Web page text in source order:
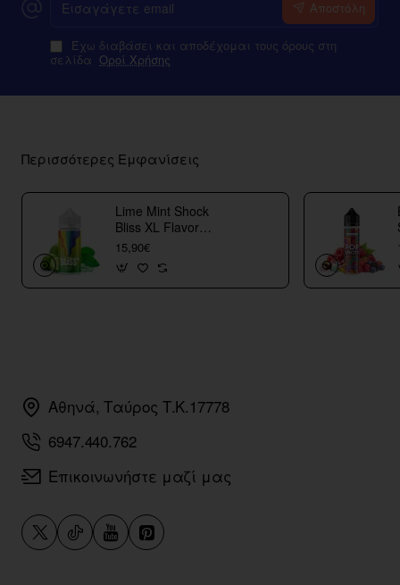
email
Αποστόλη
Έχω διαβάσει και αποδέχομαι τους όρους στη
σελίδα Οροί Χρήσης
Περισσότερες Εμφανίσεις
Lime Mint Shock
Bliss XL Flavor
Shots
15,90€
Αθηνά, Ταύρος Τ.Κ.17778
6947.440.762
Επικοινωνήστε μαζί μας